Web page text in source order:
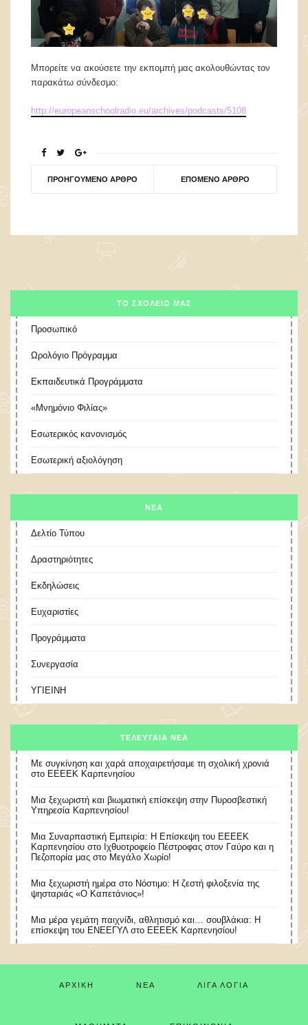
Μπορείτε να ακούσετε την εκπομπή μας ακολουθώντας τον
παρακάτω σύνδεσμο:
http://europeanschoolradio.eu/archives/podcasts/5108
ΠΡΟΗΓΟΎΜΕΝΟ ΆΡΘΡΟ ΕΠΌΜΕΝΟ ΆΡΘΡΟ
ΤΟ ΣΧΟΛΕΊΟ ΜΑΣ
Προσωπικό
Ωρολόγιο Πρόγραμμα
Εκπαιδευτικά Προγράμματα
«Μνημόνιο Φιλίας»
Εσωτερικός κανονισμός
Εσωτερική αξιολόγηση
ΝΕΑ
Δελτίο Τύπου
Δραστηριότητες
Εκδηλώσεις
Ευχαριστίες
Προγράμματα
Συνεργασία
ΥΓΙΕΙΝΗ
ΤΕΛΕΥΤΑΊΑ ΝΈΑ
Με συγκίνηση και χαρά αποχαιρετήσαμε τη σχολική χρονιά
στο ΕΕΕΕΚ Καρπενησίου
Μια ξεχωριστή και βιωματική επίσκεψη στην Πυροσβεστική
Υπηρεσία Καρπενησίου!
Μια Συναρπαστική Εμπειρία: Η Επίσκεψη του ΕΕΕΕΚ
Καρπενησίου στο Ιχθυοτροφείο Πέστροφας στον Γαύρο και η
Πεζοπορία μας στο Μεγάλο Χωρίο!
​Μια ξεχωριστή ημέρα στο Νόστιμο: Η ζεστή φιλοξενία της
ψησταριάς «Ο Καπετάνιος»!
Μια μέρα γεμάτη παιχνίδι, αθλητισμό και… σουβλάκια: Η
επίσκεψη του ΕΝΕΕΓΥΛ στο ΕΕΕΕΚ Καρπενησίου!
ΑΡΧΙΚΉ ΝΈΑ ΛΊΓΑ ΛΌΓΙΑ